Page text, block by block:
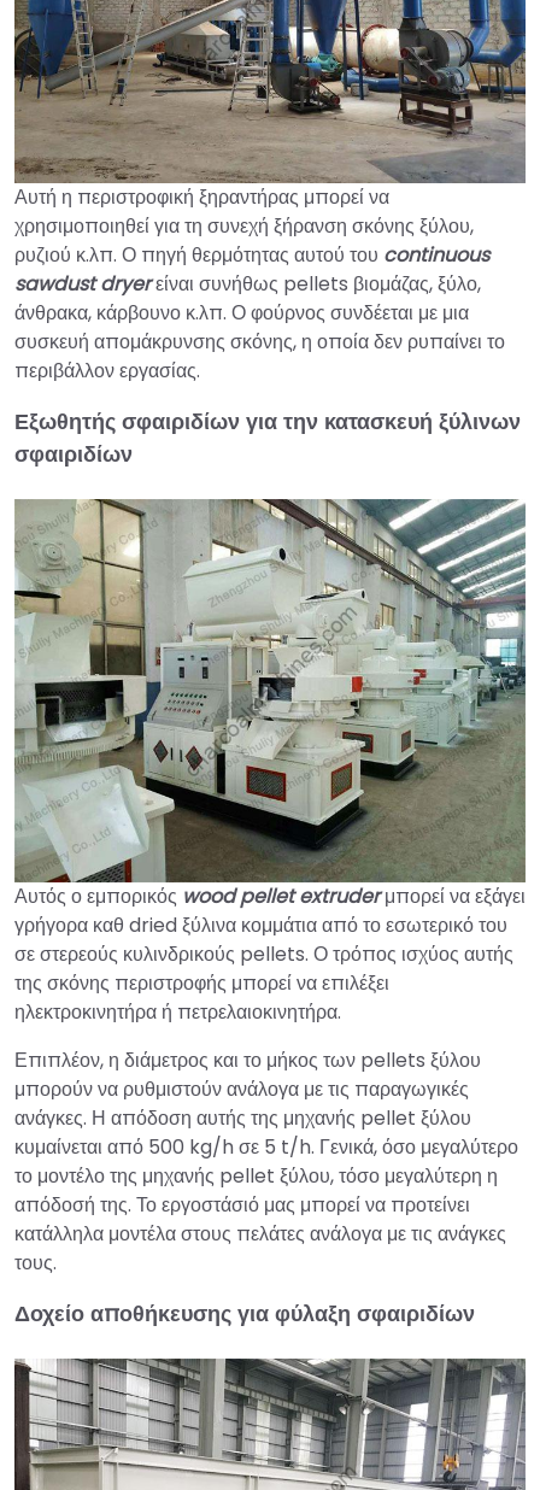
Αυτή η περιστροφική ξηραντήρας μπορεί να
χρησιμοποιηθεί για τη συνεχή ξήρανση σκόνης ξύλου,
ρυζιού κ.λπ. Ο πηγή θερμότητας αυτού του continuous
sawdust dryerείναι συνήθως pellets βιομάζας, ξύλο,
άνθρακα, κάρβουνο κ.λπ. Ο φούρνος συνδέεται με μια
συσκευή απομάκρυνσης σκόνης, η οποία δεν ρυπαίνει το
περιβάλλον εργασίας.
Εξωθητής σφαιριδίων για την κατασκευή ξύλινων
σφαιριδίων
Αυτός ο εμπορικός wood pellet extruderμπορεί να εξάγει
γρήγορα καθ dried ξύλινα κομμάτια από το εσωτερικό του
σε στερεούς κυλινδρικούς pellets. Ο τρόπος ισχύος αυτής
της σκόνης περιστροφής μπορεί να επιλέξει
ηλεκτροκινητήρα ή πετρελαιοκινητήρα.
Επιπλέον, η διάμετρος και το μήκος των pellets ξύλου
μπορούν να ρυθμιστούν ανάλογα με τις παραγωγικές
ανάγκες. Η απόδοση αυτής της μηχανής pellet ξύλου
κυμαίνεται από 500 kg/h σε 5 t/h. Γενικά, όσο μεγαλύτερο
το μοντέλο της μηχανής pellet ξύλου, τόσο μεγαλύτερη η
απόδοσή της. Το εργοστάσιό μας μπορεί να προτείνει
κατάλληλα μοντέλα στους πελάτες ανάλογα με τις ανάγκες
τους.
Δοχείο αποθήκευσης για φύλαξη σφαιριδίων